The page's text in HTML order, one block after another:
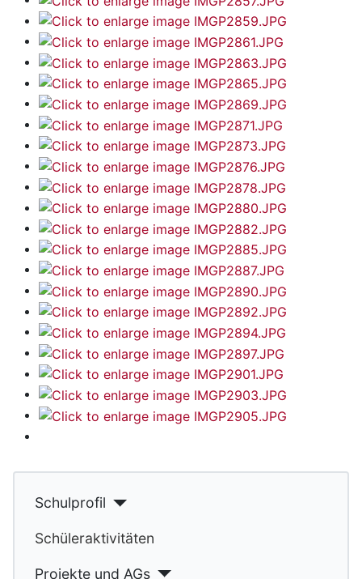
Schulprofil
Schüleraktivitäten
Projekte und AGs